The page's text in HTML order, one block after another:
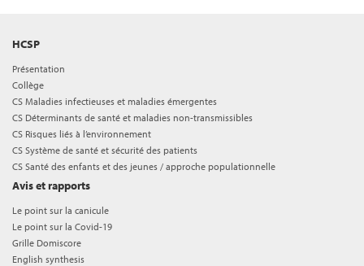
HCSP
Présentation
Collège
CS Maladies infectieuses et maladies émergentes
CS Déterminants de santé et maladies non-transmissibles
CS Risques liés à l’environnement
CS Système de santé et sécurité des patients
CS Santé des enfants et des jeunes / approche populationnelle
Avis et rapports
Le point sur la canicule
Le point sur la Covid-19
Grille Domiscore
English synthesis